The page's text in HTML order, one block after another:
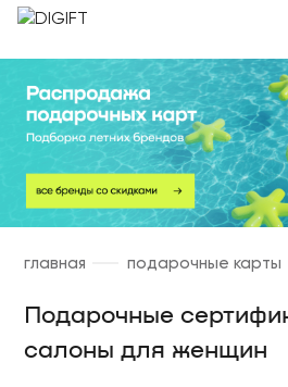
главная подарочные карты
Подарочные
салоны для женщин